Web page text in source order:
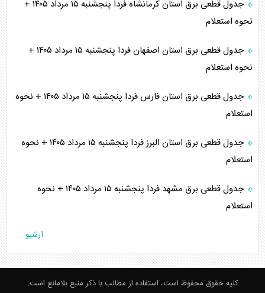
جدول قطعی برق استان کرمانشاه فردا پنجشنبه ۱۵ مرداد ۱۴۰۵ +
نحوه استعلام
جدول قطعی برق استان اصفهان فردا پنجشنبه ۱۵ مرداد ۱۴۰۵ +
نحوه استعلام
جدول قطعی برق استان فارس فردا پنجشنبه ۱۵ مرداد ۱۴۰۵ + نحوه
استعلام
جدول قطعی برق استان البرز فردا پنجشنبه ۱۵ مرداد ۱۴۰۵ + نحوه
استعلام
جدول قطعی برق مشهد فردا پنجشنبه ۱۵ مرداد ۱۴۰۵ + نحوه
استعلام
آرشیو...
کلیه حقوق محفوظ است، استفاده از مطالب با ذکر منبع بلامانع است.